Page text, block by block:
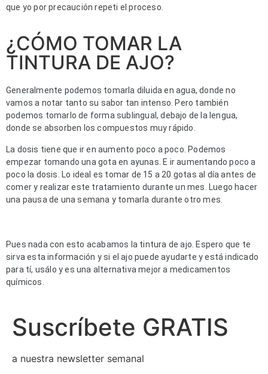
que yo por precaución repeti el proceso.
¿CÓMO TOMAR LA
TINTURA DE AJO?
Generalmente podemos tomarla diluida en agua, donde no
vamos a notar tanto su sabor tan intenso. Pero también
podemos tomarlo de forma sublingual, debajo de la lengua,
donde se absorben los compuestos muy rápido.
La dosis tiene que ir en aumento poco a poco. Podemos
empezar tomando una gota en ayunas. E ir aumentando poco a
poco la dosis. Lo ideal es tomar de 15 a 20 gotas al día antes de
comer y realizar este tratamiento durante un mes. Luego hacer
una pausa de una semana y tomarla durante otro mes.
Pues nada con esto acabamos la tintura de ajo. Espero que te
sirva esta información y si el ajo puede ayudarte y está indicado
para tí, usálo y es una alternativa mejor a medicamentos
químicos.
Suscríbete GRATIS
a nuestra newsletter semanal